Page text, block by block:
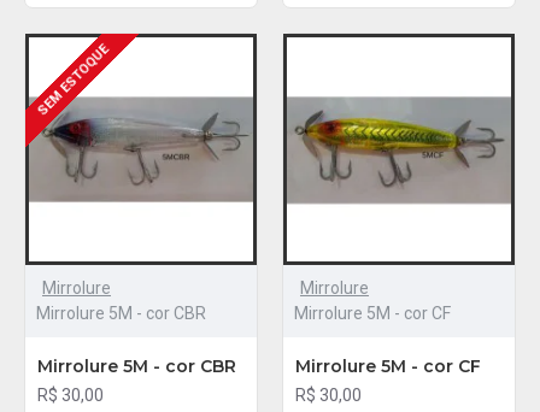
SEM ESTOQUE
Mirrolure
Mirrolure 5M - cor CBR
Mirrolure 5M - cor CBR
R$ 30,00
Mirrolure
Mirrolure 5M - cor CF
Mirrolure 5M - cor CF
R$ 30,00